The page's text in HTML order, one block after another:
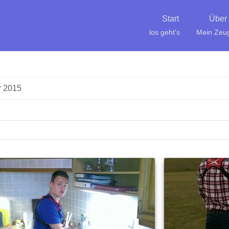
Start
los geht's
Über
Mein
2015